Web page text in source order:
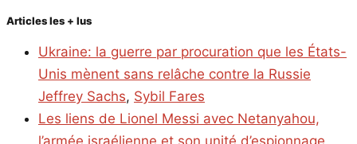
Articles les + lus
Ukraine: la guerre par procuration que les États-
Unis mènent sans relâche contre la Russie
Jeffrey Sachs, Sybil Fares
Les liens de Lionel Messi avec Netanyahou,